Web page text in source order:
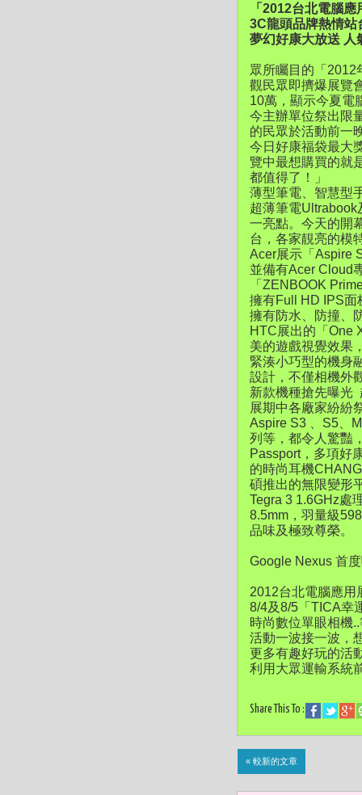
「2012台北電腦
3C龍頭品牌熱情站
夢幻好康大放送 人
眾所矚目的「2012
觀民眾即擠爆展覽
10萬，顯示今夏電
今主辦單位祭出限
的民眾於活動前一
今日好康福袋最大
覽中最想購買的就
都值得了！」
薄型筆電、智慧型
超薄筆電
一亮點。今天的開
台，各家靚亮的模
Acer展示「Aspire
並備有Acer Cloud
「ZENBOOK
擁有Full HD IPS面
擁有防水、防撞、
HTC展出的「One
美的遊戲視覺效果
緊湊小巧型的機身
設計，不僅相機外
新款機種搶先曝光
展期中各廠家紛紛
Aspire S3 、S5、
列等，都令人驚豔
Passport，多項好
的時尚耳機
碩推出的無限變形
Tegra 3 1.6GHz處
8.5mm，羽量級
品味及極致尊榮。
Google Nexus 首
2012台北電腦應用
8/4及8/5「TICA幸
時尚數位單眼相機
活動一波接一波，
更多有趣好玩的活
利用大眾運輸系統
Share This To :
« 較新的文章